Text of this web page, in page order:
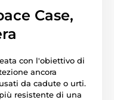
Case,
con l'obiettivo di
ancora
da cadute o urti.
resistente di una